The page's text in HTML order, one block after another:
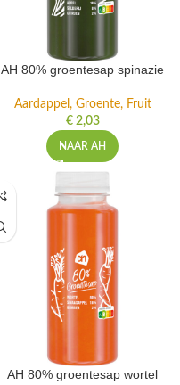
AH 80% groentesap spinazie
Aardappel, Groente, Fruit
€2,03
NAAR AH
AH 80% groentesap wortel